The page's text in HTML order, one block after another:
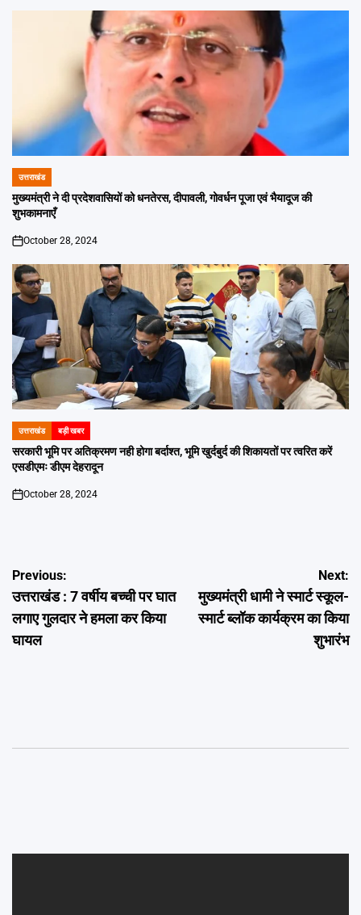
POSTED
IN
उत्तराखंड
मुख्यमंत्री ने दी प्रदेशवासियों को धनतेरस, दीपावली, गोवर्धन पूजा एवं भैयादूज की
शुभकामनाएँ
on
October 28, 2024
POSTED
IN
उत्तराखंड बड़ी खबर
सरकारी भूमि पर अतिक्रमण नही होगा बर्दाश्त, भूमि खुर्दबुर्द की शिकायतों पर त्वरित करें
एसडीएमः डीएम देहरादून
on
October 28, 2024
Post
navigation
Previous:
उत्तराखंड : 7 वर्षीय बच्ची पर घात
लगाए गुलदार ने हमला कर किया
घायल
Next:
मुख्यमंत्री धामी ने स्मार्ट स्कूल-
स्मार्ट ब्लॉक कार्यक्रम का किया
शुभारंभ